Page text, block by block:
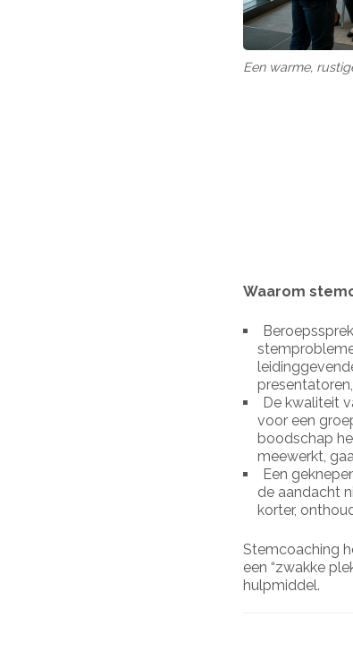
Een warme,
Waarom
De kwaliteit
voor een
boodschap
meewerkt,
Een
de aandacht
korter,
Stemcoaching
een “zwakke
hulpmiddel.